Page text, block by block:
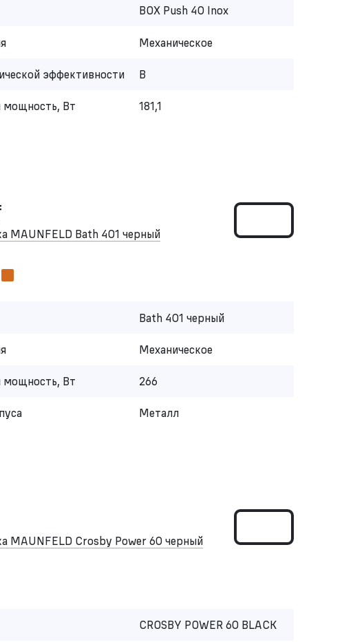
BOX Push 40 Inox
Механическое
эффективности B
мощность, Вт 181,1
MAUNFELD Bath 401 черный
Bath 401 черный
Механическое
мощность, Вт 266
Металл
MAUNFELD Crosby Power 60 черный
CROSBY POWER 60 BLACK